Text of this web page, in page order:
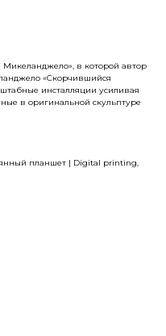
Микеланджело», в которой автор
«Скорчившийся
инсталляции уcиливая
в оригинальной скульптуре
планшет | Digital printing,